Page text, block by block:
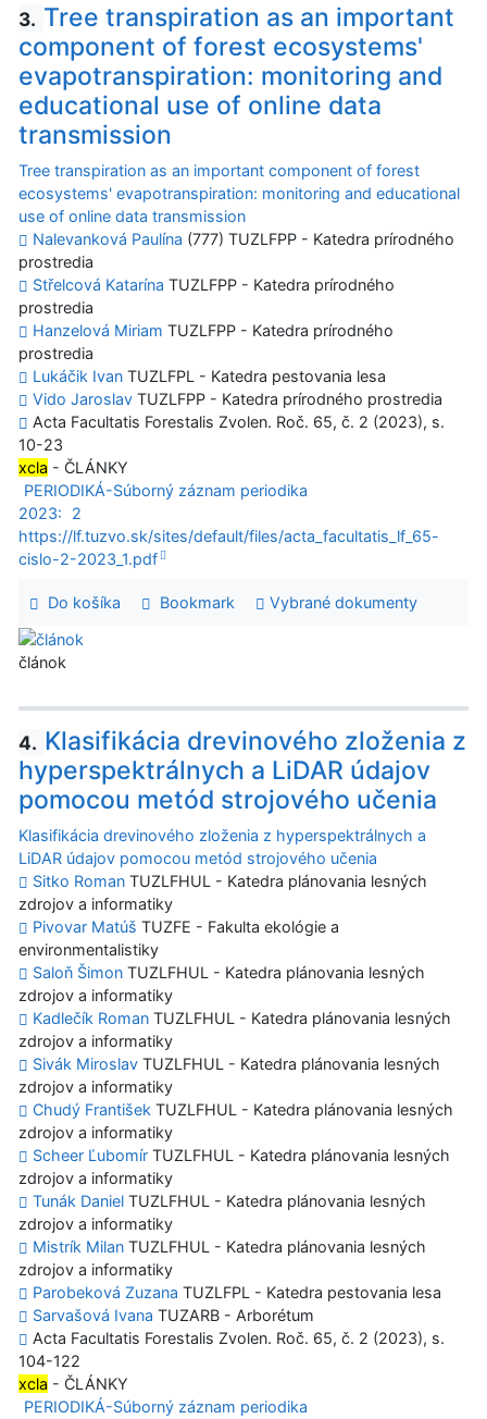
3. Tree transpiration as an important
component of forest ecosystems'
evapotranspiration: monitoring and
educational use of online data
transmission
Tree transpiration as an important component of forest
ecosystems' evapotranspiration: monitoring and educational
use of online data transmission
Nalevanková Paulína (777) TUZLFPP - Katedra prírodného
prostredia
Střelcová Katarína TUZLFPP - Katedra prírodného
prostredia
Hanzelová Miriam TUZLFPP - Katedra prírodného
prostredia
Lukáčik Ivan TUZLFPL - Katedra pestovania lesa
Vido Jaroslav TUZLFPP - Katedra prírodného prostredia
Acta Facultatis Forestalis Zvolen. Roč. 65, č. 2 (2023), s.
10-23
xcla - ČLÁNKY
PERIODIKÁ-Súborný záznam periodika
2023:
2
https://lf.tuzvo.sk/sites/default/files/acta_facultatis_lf_65-
cislo-2-2023_1.pdf
Do košíka Bookmark Vybrané dokumenty
článok
4. Klasifikácia drevinového zloženia z
hyperspektrálnych a LiDAR údajov
pomocou metód strojového učenia
Klasifikácia drevinového zloženia z hyperspektrálnych a
LiDAR údajov pomocou metód strojového učenia
Sitko Roman TUZLFHUL - Katedra plánovania lesných
zdrojov a informatiky
Pivovar Matúš TUZFE - Fakulta ekológie a
environmentalistiky
Saloň Šimon TUZLFHUL - Katedra plánovania lesných
zdrojov a informatiky
Kadlečík Roman TUZLFHUL - Katedra plánovania lesných
zdrojov a informatiky
Sivák Miroslav TUZLFHUL - Katedra plánovania lesných
zdrojov a informatiky
Chudý František TUZLFHUL - Katedra plánovania lesných
zdrojov a informatiky
Scheer Ľubomír TUZLFHUL - Katedra plánovania lesných
zdrojov a informatiky
Tunák Daniel TUZLFHUL - Katedra plánovania lesných
zdrojov a informatiky
Mistrík Milan TUZLFHUL - Katedra plánovania lesných
zdrojov a informatiky
Parobeková Zuzana TUZLFPL - Katedra pestovania lesa
Sarvašová Ivana TUZARB - Arborétum
Acta Facultatis Forestalis Zvolen. Roč. 65, č. 2 (2023), s.
104-122
xcla - ČLÁNKY
PERIODIKÁ-Súborný záznam periodika